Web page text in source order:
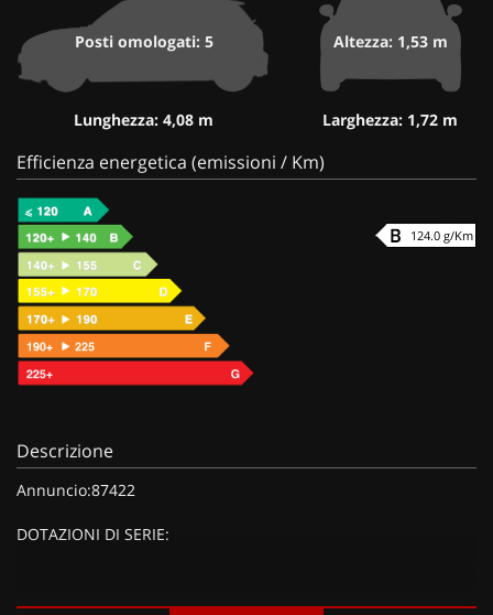
Posti omologati: 5
Lunghezza: 4,08 m
Altezza: 1,53 m
Larghezza: 1,72 m
Efficienza energetica (emissioni / Km)
124.0 g/Km
Descrizione
Annuncio:87422
DOTAZIONI DI SERIE: